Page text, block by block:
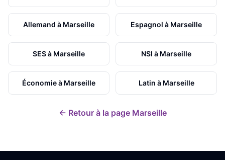
Allemand à Marseille Espagnol à Marseille
SESà Marseille NSI à Marseille
Économieà Marseille Latin à Marseille
← Retour à la page Marseille